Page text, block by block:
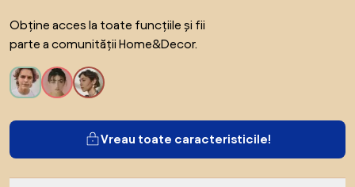
Obține acces la toate funcțiile și fii
parte a comunității Home&Decor.
Vreau toate caracteristicile!